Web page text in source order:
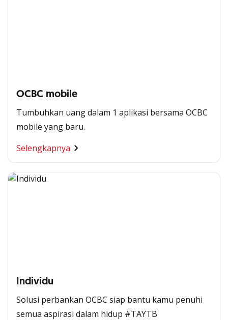
OCBC mobile
Tumbuhkan uang dalam 1 aplikasi bersama OCBC
mobile yang baru.
Selengkapnya
Individu
Solusi perbankan OCBC siap bantu kamu penuhi
semua aspirasi dalam hidup #TAYTB